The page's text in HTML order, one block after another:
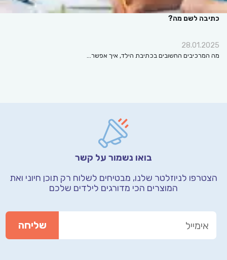
כתיבה לשם מה?
28.01.2025
מה המרכיבים החשובים בכתיבת הילד, איך אפשר…
בואו נשמור על קשר
הצטרפו לניוזלטר שלנו, מבטיחים לשלוח רק תוכן חיוני ואת
המוצרים הכי מדורגים לילדים שלכם